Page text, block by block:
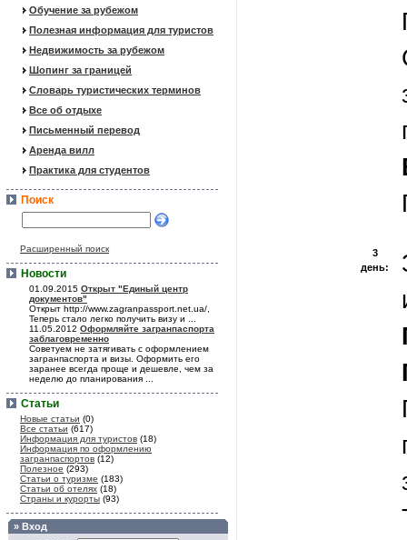
Обучение за рубежом
Полезная информация для туристов
Недвижимость за рубежом
Шопинг за границей
Словарь туристических терминов
Все об отдыхе
Письменный перевод
Аренда вилл
Практика для студентов
Поиск
Расширенный поиск
Новости
01.09.2015 Открыт "Единый центр
документов"
Открыт http://www.zagranpassport.net.ua/,
Теперь стало легко получить визу и ...
11.05.2012 Оформляйте загранпаспорта
заблаговременно
Советуем не затягивать с оформлением
загранпаспорта и визы. Оформить его
заранее всегда проще и дешевле, чем за
неделю до планирования ...
Статьи
Новые статьи (0)
Все статьи (617)
Информация для туристов (18)
Информация по оформлению
загранпаспортов (12)
Полезное (293)
Статьи о туризме (183)
Статьи об отелях (18)
Страны и курорты (93)
» Вход
3
день: